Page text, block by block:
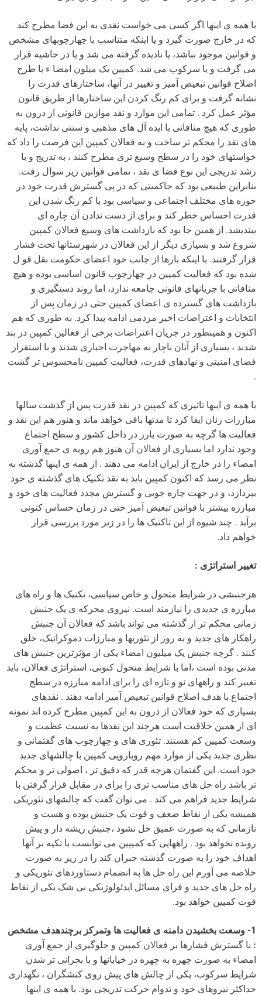
با همه ی اینها اگر کسی می خواست نقدی به این فضا مطرح کند
که در خارج صورت گیرد و یا اینکه متناسب با چهارچوبهای مشخص
و قوانین موجود نباشد، یا نادیده گرفته می شد و یا در حاشیه قرار
می گرفت و یا سرکوب می شد. کمپین یک میلون امضا ء با طرح
اصلاح قوانین تبعیض آمیز و تغییر در آنها، ساختارهای قدرت را
نشانه گرفت و برای کم رنگ کردن این ساختارها از طریق قانون
مؤثر عمل کرد . تمامی این موارد و نقد موازین قانونی از درون به
طوری که هیچ منافاتی با ایده آل های مذهبی و سنتی نداشت، پایه
های نقد را مجکم تر ساخت و به فعالان کمپین این فرصت را داد که
خواستهای خود را در سطح وسیع تری مطرح کنند ، به تدریج و با
رشد تدریجی این نوع فضا ی نقد ، تمامی قوانین زیر سوال رفت.
بنابراین طبیعی بود که حاکمیتی که در پی گسترش قدرت خود در
حوزه های مختلف اجتماعی و سیاسی بود با کم رنگ شدن این
قدرت احساس خطر کند و برای از دست ندادن آن چاره ای
بیندیشد. از همین جا بود که بازداشت های وسیع فعالان کمپین
شروع شد و بسیاری دیگر از این فعالان در شهرستانها تحت فشار
قرار گرفتند. با اینکه بارها از جانب خود اعضای حکومت نقل قو ل
شده بود که فعالیت کمپین در چهارچوب قانون اساسی بوده و هیچ
منافاتی با جریانهای قانونی جامعه ندارد، اما روند دستگیری و
بازداشت های گسترده ی اعضای کمپین حتی در زمان پس از
انتخابات و اعتراضات اخیر مردمی ادامه پیدا کرد. به طوری که هم
اکنون و همینطور در جریان اعتراضات برخی از فعالین کمپین در بند
شدند ، بسیاری از آنان ناچار به مهاجرت اجباری شدند و با استقرار
فضای امنیتی و نهادهای قدرت، فعالیت کمپین نامحسوس تر گشت
.
با همه ی اینها تاثیری که کمپین در نقد قدرت پس از گذشت سالها
مبارزات زنان ایفا کرد تا مدتها باقی خواهد ماند و هنوز هم این نقد و
فعالیت ها گرچه به صورت بارز در داخل کشور و سطح اجتماع
وجود ندارد اما بسیاری از فعالان آن هنوز هم رویه ی جمع آوری
امضاء را در خارج از ایران ادامه می دهند . از همه ی اینها گذشته به
نظر می رسد که اکنون کمپین باید به نقد تکنیک های گذشته ی خود
بپردازد، و در جهت چاره جویی و گسترش مجدد فعالیت های خود و
مبارزه بیشتر با قوانین تبعیض آمیز حتی در زمان حساس کنونی
برآید . چند شیوه از این تاکتیک ها را در زیر مورد بررسی قرار
خواهم داد.
تغییر استراتژی :
هرجنبشی در شرایط متحول و خاص سیاسی، تکنیک ها و راه های
مبارزه ی جدیدی را نیازمند است. نیروی محرکه ی یک جنبش
زمانی محکم تر از گذشته می تواند باشد که فعالان آن جنبش
راهکار های جدید و به روز از تئوریها و مبارزات دموکراتیک، خلق
کنند . گرچه جنبش یک میلیون امضاء یکی از مؤثرترین جنبش های
مدنی بوده است ،اما با شرایط متحول کنونی، استراتژی فعالان، باید
تغییر کند و راههای نو و تازه ای را برای ادامه مبارزه در سطح
اجتماع با هدف اصلاح قوانین تبعیض آمیز ادامه دهند . نقدهای
بسیاری که خود فعالان از درون به این کمپین مطرح کرده اند نمونه
ای از همین خلاقیت است هرچند این نقدها به نسبت عظمت و
وسعت کمپین کم هستند. تئوری های و چهارچوب های گفتمانی و
نظری جدید یکی از موارد مهم رویارویی کمپین با چالشهای جدید
خود است. این گفتمان هرچه قدر که دقیق تر ، اصولی تر و محکم
تر باشد راه حل های مناسب تری را برای در مقابل قرار گرفتن با
شرایط جدید فراهم می کند . می توان گفت که چالشهای تئوریکی
همیشه یکی از نقاط ضعف و قوت یک جنبش بوده و هست و
تازمانی که به صورت عمیق حل نشود ،جنبش ریشه دار و پیش
رونده نخواهد بود . راههایی که کمیپین می توانست با تکیه بر آنها
اهداف خود را به صورت گذشته جبران کند را در زیر به صورت
خلاصه می آورم این راه حل ها به انضمام دستاوردهای تئوریکی و
راه حل های جدید و فرای مسائل ایدئولوژیکی بی شک یکی از نقاط
قوت کمپین خواهد بود.
1- وسعت بخشیدن دامنه ی فعالیت ها وتمرکز برچندهدف مشخص
: با گسترش فشارها بر فعالان کمپین و جلوگیری از جمع آوری
امضاء به صورت چهره به چهره در خیابانها و با بحرانی تر شدن
شرایط سرکوب، یکی از چالش های پیش روی کنشگران ، نگهداری
حداکثر نیروهای خود و تدوام حرکت تدریجی بود. با همه ی اینها